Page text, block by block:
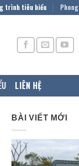
trình tiêu biểu
LIÊN HỆ
BÀI VIẾT MỚI